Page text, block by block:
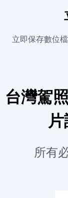
立即保存數位
台灣駕
所有